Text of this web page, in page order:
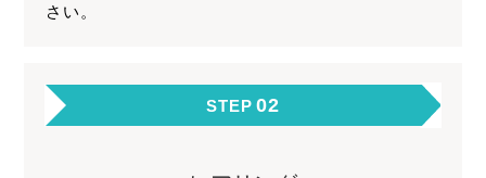
さい。
STEP 02